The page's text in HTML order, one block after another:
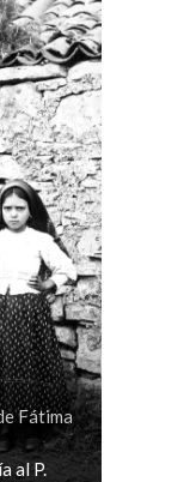
Fátima
al P.